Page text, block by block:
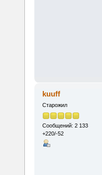
kuuff
Старожил
Сообщений: 2 133
+220/-52